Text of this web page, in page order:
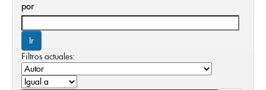
por
Filtros actuales: